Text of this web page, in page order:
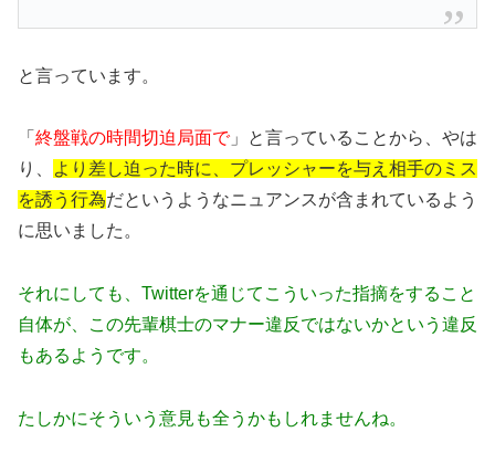
と言っています。
「 終盤戦の時間切迫局面で」と言っていることから、やは
り、
より差し迫った時に、プレッシャーを与え相手のミス
を誘う行為だというようなニュアンスが含まれているよう
に思いました。
それにしても、Twitterを通じてこういった指摘をすること
自体が、この先輩棋士のマナー違反ではないかという違反
もあるようです。
たしかにそういう意見も全うかもしれませんね。